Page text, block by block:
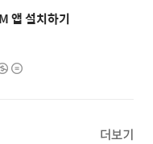
앱 설치하기
더보기